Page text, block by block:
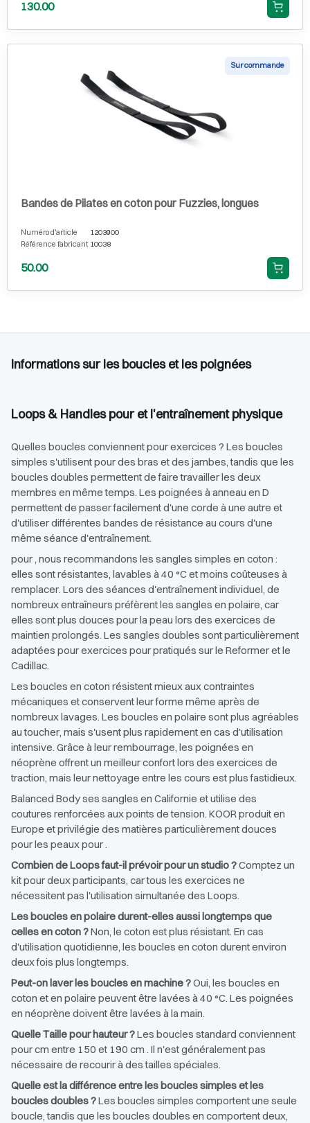
130.00
Sur commande
Bandes de Pilates en coton pour Fuzzies, longues
Numéro d'article
1203900
Référence fabricant 10038
50.00
Informations sur les boucles et les poignées
Loops & Handles pour et l'entraînement physique
Quelles boucles conviennent pour exercices ? Les boucles
simples s'utilisent pour des bras et des jambes, tandis que les
boucles doubles permettent de faire travailler les deux
membres en même temps. Les poignées à anneau en D
permettent de passer facilement d'une corde à une autre et
d'utiliser différentes bandes de résistance au cours d'une
même séance d'entraînement.
pour , nous recommandons les sangles simples en coton :
elles sont résistantes, lavables à 40 °C et moins coûteuses à
remplacer. Lors des séances d'entraînement individuel, de
nombreux entraîneurs préfèrent les sangles en polaire, car
elles sont plus douces pour la peau lors des exercices de
maintien prolongés. Les sangles doubles sont particulièrement
adaptées pour exercices pour pratiqués sur le Reformer et le
Cadillac.
Les boucles en coton résistent mieux aux contraintes
mécaniques et conservent leur forme même après de
nombreux lavages. Les boucles en polaire sont plus agréables
au toucher, mais s'usent plus rapidement en cas d'utilisation
intensive. Grâce à leur rembourrage, les poignées en
néoprène offrent un meilleur confort lors des exercices de
traction, mais leur nettoyage entre les cours est plus fastidieux.
Balanced Body ses sangles en Californie et utilise des
coutures renforcées aux points de tension. KOOR produit en
Europe et privilégie des matières particulièrement douces
pour les peaux pour .
Combien de Loops faut-il prévoir pour un studio ?Comptez un
kit pour deux participants, car tous les exercices ne
nécessitent pas l'utilisation simultanée des Loops.
Les boucles en polaire durent-elles aussi longtemps que
celles en coton ?Non, le coton est plus résistant. En cas
d'utilisation quotidienne, les boucles en coton durent environ
deux fois plus longtemps.
Peut-on laver les boucles en machine ?Oui, les boucles en
coton et en polaire peuvent être lavées à 40 °C. Les poignées
en néoprène doivent être lavées à la main.
Quelle Taille pour hauteur ?Les boucles standard conviennent
pour cm entre 150 et 190 cm . Il n'est généralement pas
nécessaire de recourir à des tailles spéciales.
Quelle est la différence entre les boucles simples et les
boucles doubles ?Les boucles simples comportent une seule
boucle, tandis que les boucles doubles en comportent deux,